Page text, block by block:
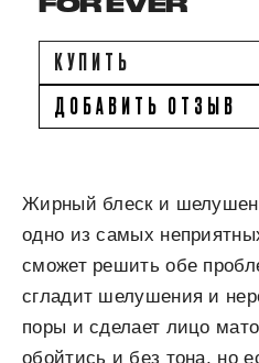
КУПИТЬ
ДОБАВИТЬ ОТЗЫВ
Жирный блеск и
одно из самых
сможет решить обе
сгладит шелушения и
поры и сделает лицо
обойтись и без тона, но